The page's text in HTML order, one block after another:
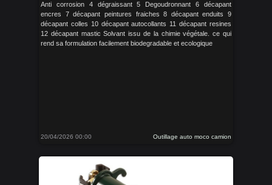
Anti corrosion 4 dégraissant 5 Degoudronnant 6 décapant
encres 7 décapant peintures fraiches 8 décapant enduits 9
décapant colles 10 décapant autocollants 11 décapant resines
12 décapant mastic Solvant issu de la chimie végétale. ce qui
rend sa formulation facilement biodegradable et ecologique
20/04/2026 00:00 Outillage auto moco camion